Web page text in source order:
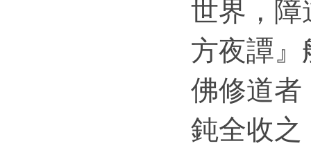
世界，
方夜譚
佛修道
鈍全收